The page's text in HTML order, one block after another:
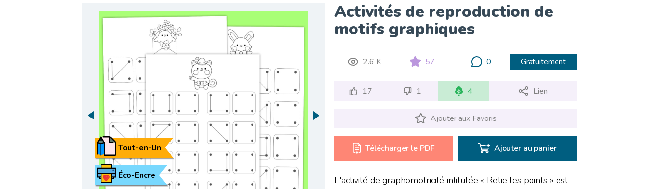
Activités de reproduction de
motifs graphiques
Éco-Encre
Tout-en-Un
2.6 K 57 0 Gratuitement
17 1 4 Lien
Ajouter aux Favoris
Télécharger le PDF Ajouter au panier
L'activité de graphomotricité intitulée « Relie les points » est